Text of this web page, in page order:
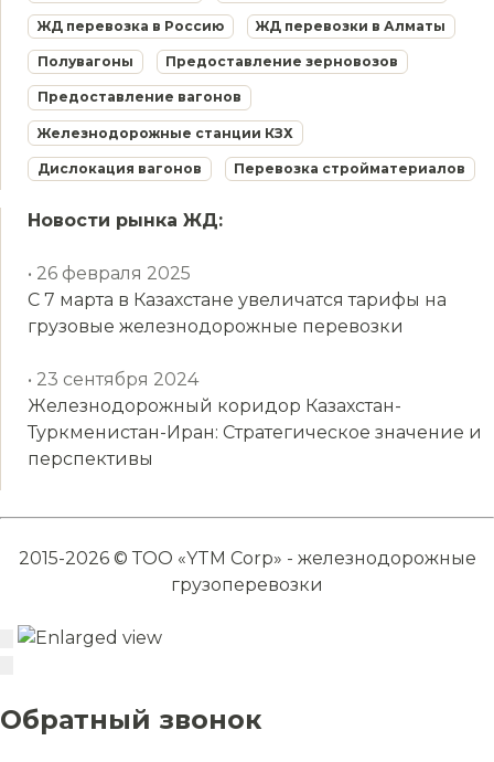
ЖД перевозка в Россию ЖД перевозки в Алматы
Полувагоны Предоставление зерновозов
Предоставление вагонов
Железнодорожные станции КЗХ
Дислокация вагонов Перевозка стройматериалов
Новости рынка ЖД:
• 26 февраля 2025
С 7 марта в Казахстане увеличатся тарифы на
грузовые железнодорожные перевозки
• 23 сентября 2024
Железнодорожный коридор Казахстан-
Туркменистан-Иран: Стратегическое значение и
перспективы
2015-2026 © ТОО «YTM Corp» - железнодорожные
грузоперевозки
Обратный звонок